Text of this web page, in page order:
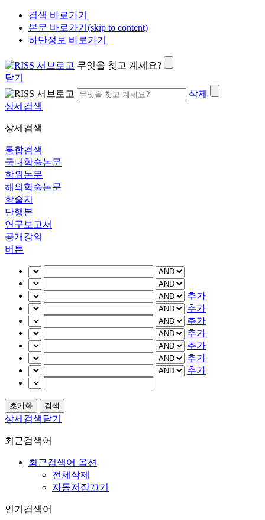
검색 바로가기
본문 바로가기(skip to content)
하단정보 바로가기
무엇을 찾고 계세요?
닫기
삭제
상세검색
상세검색
통합검색
국내학술논문
학위논문
해외학술논문
학술지
단행본
연구보고서
공개강의
버튼
추가
추가
추가
추가
추가
추가
추가
상세검색닫기
최근검색어
최근검색어 옵션
전체삭제
자동저장끄기
인기검색어